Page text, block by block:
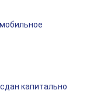
капитально